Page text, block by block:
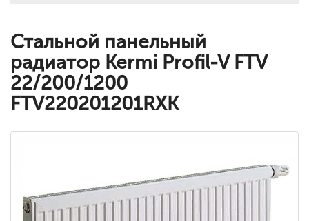
Стальной панельный
радиатор Kermi Profil-V FTV
22/200/1200
FTV220201201RXK